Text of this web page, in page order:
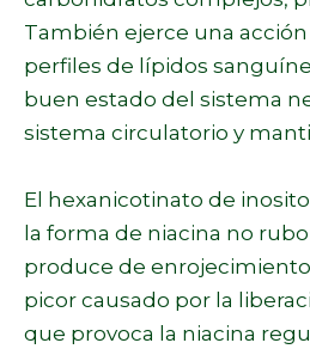
También ejerce una
perfiles de lípidos
buen estado del sistema
sistema circulatorio y
El hexanicotinato de
la forma de niacina no
produce de
picor causado por la
que provoca la niacina